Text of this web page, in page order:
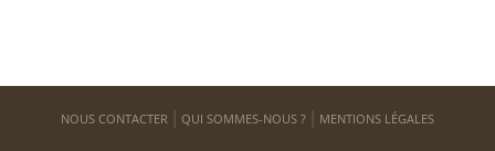
NOUS CONTACTER QUI SOMMES-NOUS ? MENTIONS LÉGALES